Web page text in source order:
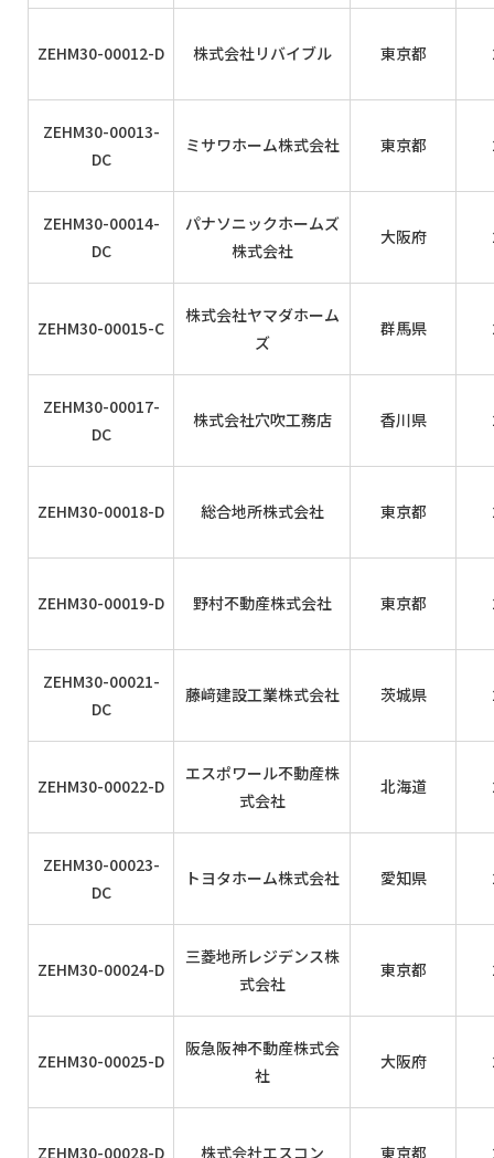
ZEHM30-00012-D 株式会社リバイブル 東京都
ZEHM30-00013-
DC
ミサワホーム株式会社 東京都
ZEHM30-00014-
DC
パナソニックホームズ
株式会社
大阪府
ZEHM30-00015-C
株式会社ヤマダホーム
ズ
群馬県
ZEHM30-00017-
DC
株式会社穴吹工務店 香川県
ZEHM30-00018-D 総合地所株式会社 東京都
ZEHM30-00019-D 野村不動産株式会社 東京都
ZEHM30-00021-
DC
藤﨑建設工業株式会社 茨城県
ZEHM30-00022-D
エスポワール不動産株
式会社
北海道
ZEHM30-00023-
DC
トヨタホーム株式会社 愛知県
ZEHM30-00024-D
三菱地所レジデンス株
式会社
東京都
ZEHM30-00025-D
阪急阪神不動産株式会
社
大阪府
ZEHM30-00028-D 株式会社エスコン 東京都